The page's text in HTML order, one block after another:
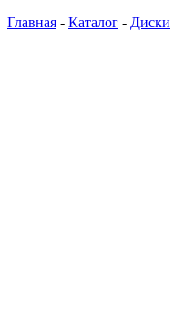
Главная - Каталог - Диски